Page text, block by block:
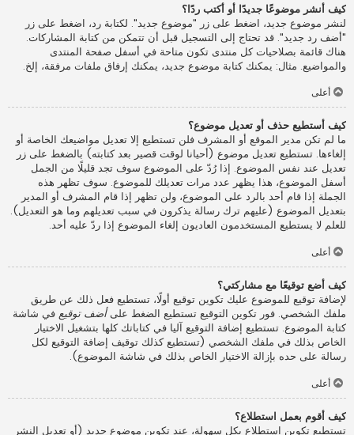
كيف أنشر موضوعًا جديدًا أو أكتب ردًا؟
لنشر موضوع جديد، اضغط على زر "موضوع جديد". لكتابة رد، اضغط على زر
"أضف رد جديد". قد تحتاج إلى التسجيل قبل أن تتمكن من كتابة المشاركات.
هناك قائمة بصلاحيات كل منتدى تكون متاحة في أسفل صفحة المنتدى
والمواضيع. مثال: يمكنك كتابة موضوع جديد، يمكنك إرفاق ملفات مرفقة، إلخ.
أعلى
كيف أستطيع حذف أو تعديل موضوع؟
ما لم تكن مدير الموقع أو المشرف فلن تستطيع إلا تعديل مواضيعك الخاصة أو
إلغاءها. تستطيع تعديل موضوع (أحيانا لوقت قصير بعد كتابته) بالضغط على زر
تعديل عند نفس الموضوع. إذا رُدّ على الموضوع سوف تجد قليلًا من الجمل
أسفل الموضوع، هذا يظهر عدد مرات تعديلك للموضوع. سوف تظهر هذه
الجملة إذا قام أحد بالرد على الموضوع، ولن تظهر إذا قام المشرف أو المدير
بتعديل الموضوع (عليهم ترك رسالة يذكرون في سبب تعديلهم وما هو التعديل).
للعلم لا يستطيع المستخدمون العاديون إلغاء الموضوع إذا ردّ عليه أحد.
أعلى
كيف أضع توقيعًا مع مشاركتي؟
لإضافة توقيع للموضوع عليك تكوين توقيع أولًا، تستطيع فعل ذلك عن طريق
ملفك الشخصي. فور تكوين التوقيع تستطيع الضغط علىأضف توقيع في شاشة
كتابة الموضوع. تستطيع إضافة التوقيع آليا في كتاباتك كلها بتشغيل الاختيار
الخاص بذلك في ملفك الشخصي (تستطيع كذلك توقيف إضافة التوقيع لكل
رسالة على حده بإزالة الاختيار الخاص بذلك في شاشة الموضوع).
أعلى
كيف أقوم بعمل استطلاع؟
تستطيع تكوين استطلاع بكل سهولة، عند تكوين موضوع جديد (أو تعديل النشر